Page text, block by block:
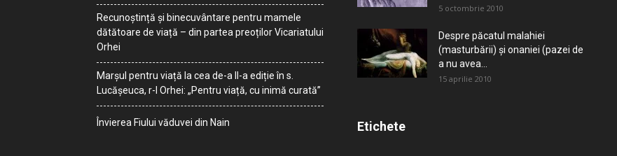
Recunoștință și binecuvântare pentru mamele
dătătoare de viață – din partea preoților Vicariatului
Orhei
Marșul pentru viață la cea de-a II-a ediție în s.
Lucășeuca, r-l Orhei: „Pentru viață, cu inimă curată”
Învierea Fiului văduvei din Nain
5 octombrie 2010
Despre păcatul malahiei
(masturbării) şi onaniei (pazei de
a nu avea...
15 aprilie 2010
Etichete